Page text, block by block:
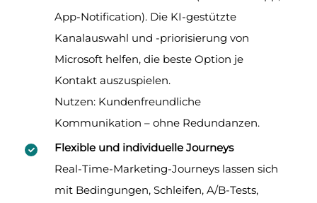
App-Notification). Die KI-gestützte
Kanalauswahl und -priorisierung von
Microsoft helfen, die beste Option je
Kontakt auszuspielen.
Nutzen: Kundenfreundliche
Kommunikation – ohne Redundanzen.
Flexible und individuelle Journeys
Real-Time-Marketing-Journeys lassen sich
mit Bedingungen, Schleifen, A/B-Tests,